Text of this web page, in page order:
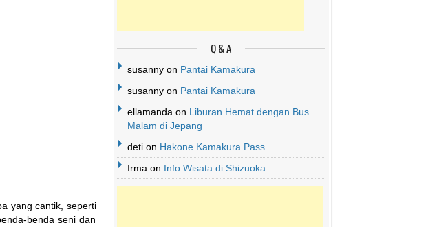
yang cantik, seperti
benda seni dan
Q & A
susannyon Pantai Kamakura
susannyon Pantai Kamakura
ellamanda on Liburan Hemat dengan Bus
Malam di Jepang
detion Hakone Kamakura Pass
Irma on Info Wisata di Shizuoka